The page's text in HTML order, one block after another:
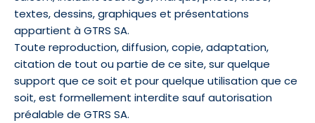
textes, dessins, graphiques et présentations
appartient à GTRS SA.
Toute reproduction, diffusion, copie, adaptation,
citation de tout ou partie de ce site, sur quelque
support que ce soit et pour quelque utilisation que ce
soit, est formellement interdite sauf autorisation
préalable de GTRS SA.